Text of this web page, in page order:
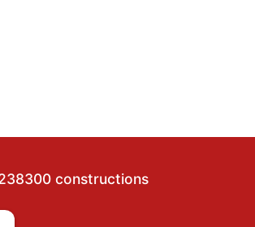
constructions